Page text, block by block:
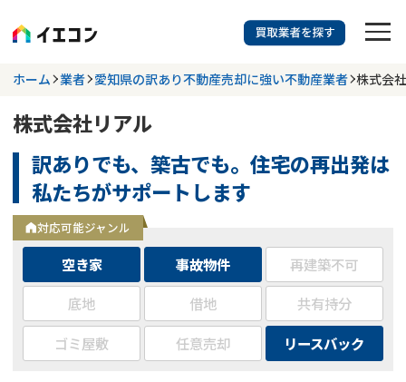
訳あり物件に強い業者を探す
都道府県を選択
掲載業者 703
件
更新日 :2026年07月31日 検索する
業者を探す
相談内容で探す
空き家 事故物件
不動産コラム
ホーム 業者 愛知県の訳あり不動産売却に強い不動産業者 株式会
株式会社リアル
訳ありでも、築古でも。住宅の再出発は
私たちがサポートします
対応可能ジャンル
空き家 事故物件
再建築不可
底地
借地
共有持分
ゴミ屋敷
任意売却 リースバック